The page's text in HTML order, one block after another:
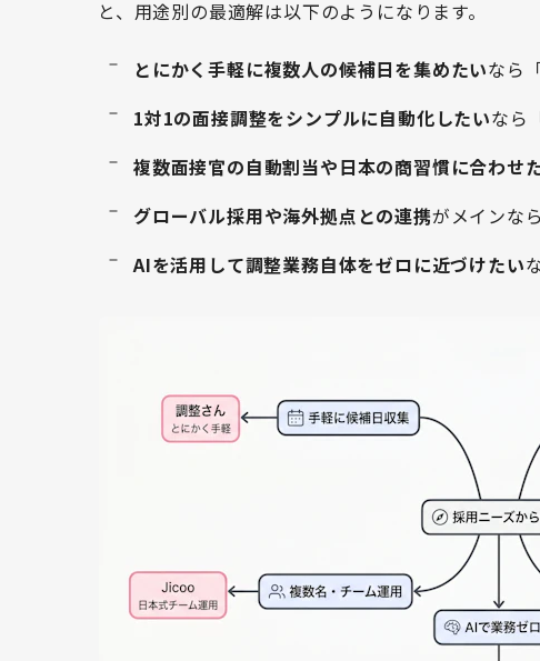
と、用途別の最適解は以下のようになります。
とにかく手軽に複数人の候補日を集めたいなら
1対1の面接調整をシンプルに自動化したいなら
複数面接官の自動割当や日本の商習慣に合わせ
グローバル採用や海外拠点との連携がメインな
AIを活用して調整業務自体をゼロに近づけたい